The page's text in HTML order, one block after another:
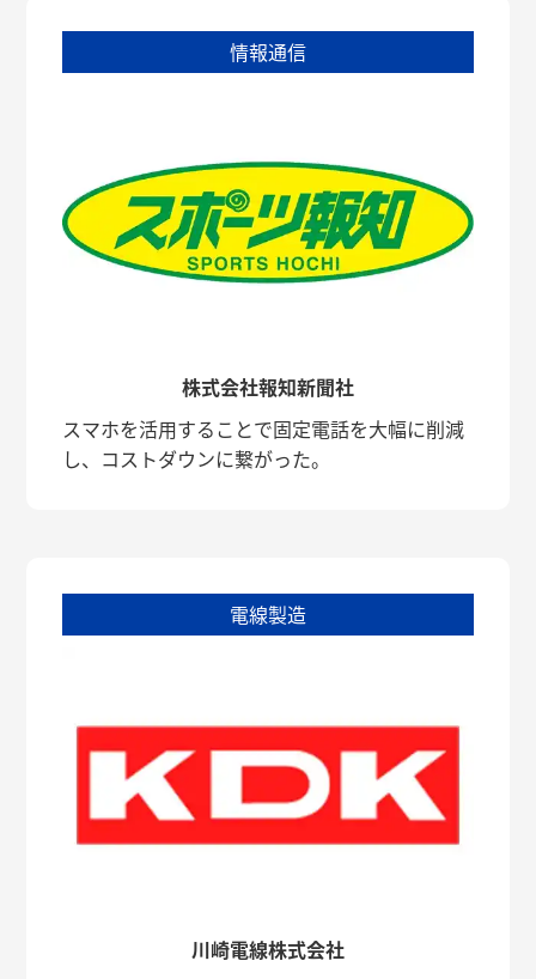
情報通信
株式会社報知新聞社
スマホを活用することで固定電話を大幅に削減
し、コストダウンに繋がった。
電線製造
川崎電線株式会社